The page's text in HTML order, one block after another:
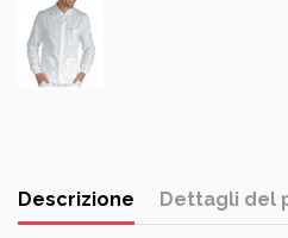
Descrizione Dettagli del